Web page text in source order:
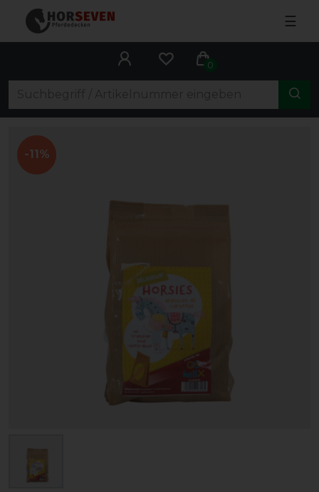
☰
0
-11%